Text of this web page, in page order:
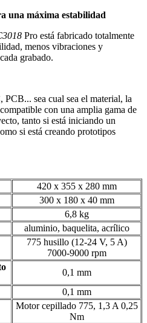
una máxima estabilidad
Pro está fabricado totalmente
menos vibraciones y
grabado.
sea cual sea el material, la
con una amplia gama de
tanto si está iniciando un
si está creando prototipos
420 x 355 x 280 mm
300 x 180 x 40 mm
6,8 kg
aluminio, baquelita, acrílico
775 husillo (12-24 V, 5 A)
7000-9000 rpm
0,1 mm
0,1 mm
Motor cepillado 775, 1,3 A 0,25
Nm